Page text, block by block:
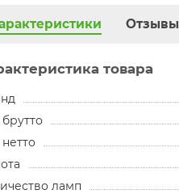
Отзывы
товара
ламп